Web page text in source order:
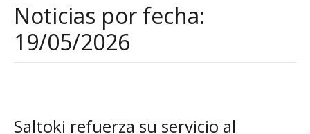
Noticias por fecha:
19/05/2026
Saltoki refuerza su servicio al